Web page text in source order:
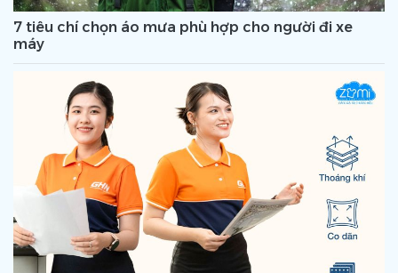
7 tiêu chí chọn áo mưa phù hợp cho người đi xe
máy